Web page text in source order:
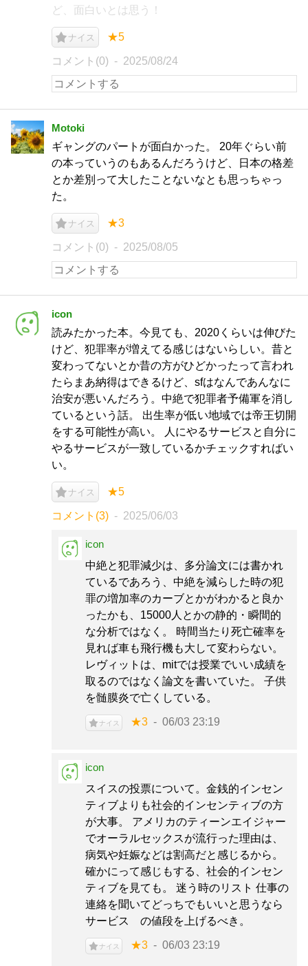
ど、面白いとは思う！
ナイス ★5
コメント(0) 2025/08/24
Motoki
ギャングのパートが面白かった。 20年ぐらい前
の本っていうのもあるんだろうけど、日本の格差
とか差別って大したことないなとも思っちゃっ
た。
ナイス ★3
コメント(0) 2025/08/05
icon
読みたかった本。今見ても、2020くらいは伸びた
けど、犯罪率が増えてる感じはないらしい。昔と
変わってないとか昔の方がひどかったって言われ
たらまあ納得はできるけど、sfはなんであんなに
治安が悪いんだろう。中絶で犯罪者予備軍を消し
ているという話。 出生率が低い地域では帝王切開
をする可能性が高い。 人にやるサービスと自分に
やるサービスが一致しているかチェックすればい
い。
ナイス ★5
コメント(3) 2025/06/03
icon
中絶と犯罪減少は、多分論文には書かれ
ているであろう、中絶を減らした時の犯
罪の増加率のカーブとかがわかると良か
ったかも、15000人とかの静的・瞬間的
な分析ではなく。 時間当たり死亡確率を
見れば車も飛行機も大して変わらない。
レヴィットは、mitでは授業でいい成績を
取るのではなく論文を書いていた。 子供
を髄膜炎で亡くしている。
ナイス ★3 06/03 23:19
icon
スイスの投票について。金銭的インセン
ティブよりも社会的インセンティブの方
が大事。 アメリカのティーンエイジャー
でオーラルセックスが流行った理由は、
病気や妊娠などは割高だと感じるから。
確かにって感じもする、社会的インセン
ティブを見ても。 迷う時のリスト 仕事の
連絡を聞いてどっちでもいいと思うなら
サービス の値段を上げるべき。
ナイス ★3 06/03 23:19